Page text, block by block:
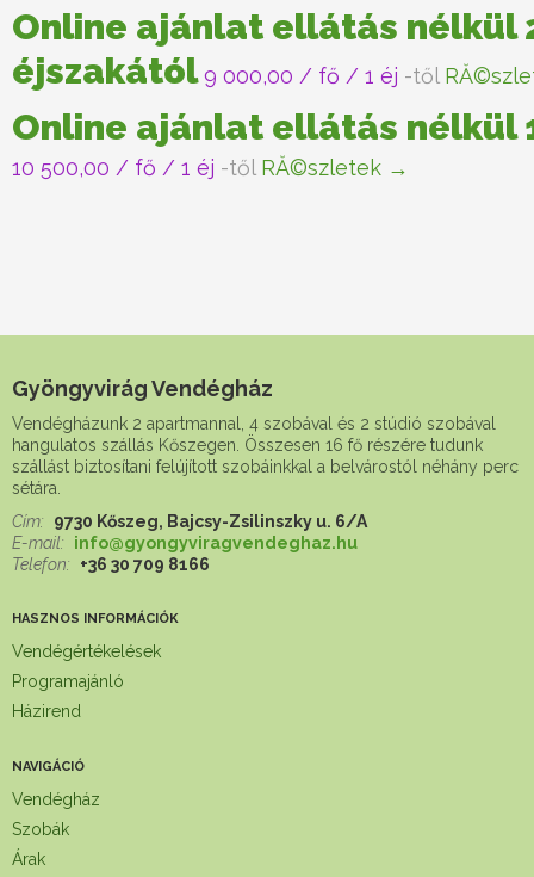
Online ajánlat ellátás nélkül
éjszakától 9 000,00 / fő / 1 éj -től
Online ajánlat ellátás nélkül
10 500,00 / fő / 1 éj -től RĂ©szletek →
Gyöngyvirág Vendégház
Vendégházunk 2 apartmannal, 4 szobával és 2 stúdió szobával
hangulatos szállás Kőszegen. Összesen 16 fő részére tudunk
szállást biztosítani felújított szobáinkkal a belvárostól néhány perc
sétára.
Cím:
9730 Kőszeg, Bajcsy-Zsilinszky u. 6/A
E-mail:
info@gyongyviragvendeghaz.hu
Telefon:
+36 30 709 8166
HASZNOS INFORMÁCIÓK
Vendégértékelések
Programajánló
Házirend
NAVIGÁCIÓ
Vendégház
Szobák
Árak